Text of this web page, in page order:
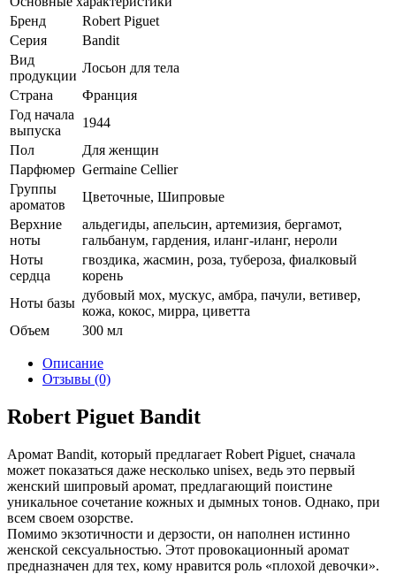
Бренд
Robert Piguet
Серия
Bandit
Вид
продукции
Лосьон для тела
Страна
Франция
Год начала
выпуска
1944
Пол
Для женщин
Парфюмер Germaine Cellier
Группы
ароматов
Цветочные, Шипровые
Верхние
ноты
альдегиды, апельсин, артемизия, бергамот,
гальбанум, гардения, иланг-иланг, нероли
Ноты
сердца
гвоздика, жасмин, роза, тубероза, фиалковый
корень
Ноты базы
дубовый мох, мускус, амбра, пачули, ветивер,
кожа, кокос, мирра, циветта
Объем
300 мл
Описание
Отзывы (0)
Robert Piguet Bandit
Аромат Bandit, который предлагает Robert Piguet, сначала
может показаться даже несколько unisex, ведь это первый
женский шипровый аромат, предлагающий поистине
уникальное сочетание кожных и дымных тонов. Однако, при
всем своем озорстве.
Помимо экзотичности и дерзости, он наполнен истинно
женской сексуальностью. Этот провокационный аромат
предназначен для тех, кому нравится роль «плохой девочки».